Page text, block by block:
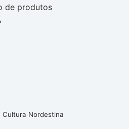
de produtos
Cultura Nordestina